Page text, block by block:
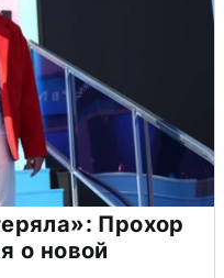
Прохор
о новой